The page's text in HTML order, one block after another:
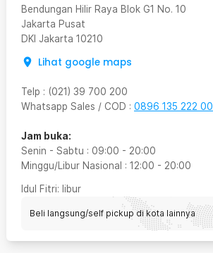
Bendungan Hilir Raya Blok G1 No. 10
Jakarta Pusat
DKI Jakarta 10210
Lihat google maps
Telp : (021) 39 700 200
Whatsapp Sales / COD : 0896 135 222 00
Jam buka:
Senin - Sabtu : 09:00 - 20:00
Minggu/Libur Nasional : 12:00 - 20:00
Idul Fitri: libur
Beli langsung/self pickup di kota lainnya